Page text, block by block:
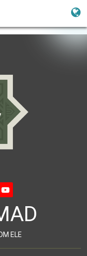
ELE